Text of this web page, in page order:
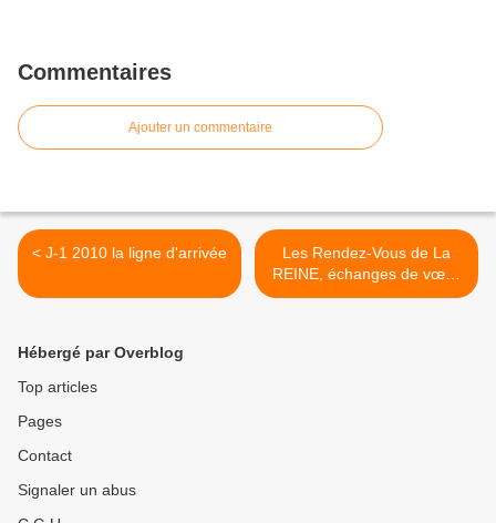
Commentaires
Ajouter un commentaire
< J-1 2010 la ligne d'arrivée
Les Rendez-Vous de La
REINE, échanges de vœux
amicaux en ce début de
Hébergé par Overblog
Top articles
Pages
Contact
Signaler un abus